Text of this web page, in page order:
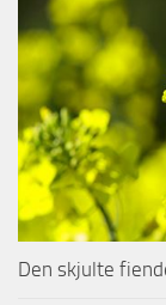
Den skjulte